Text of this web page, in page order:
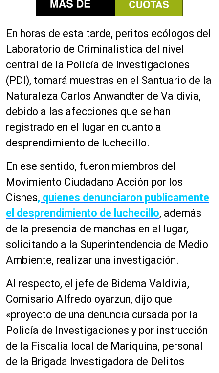
En horas de esta tarde, peritos ecólogos del
Laboratorio de Criminalistica del nivel
central de la Policía de Investigaciones
(PDI), tomará muestras en el Santuario de la
Naturaleza Carlos Anwandter de Valdivia,
debido a las afecciones que se han
registrado en el lugar en cuanto a
desprendimiento de luchecillo.
En ese sentido, fueron miembros del
Movimiento Ciudadano Acción por los
Cisnes, quienes denunciaron publicamente
el desprendimiento de luchecillo, además
de la presencia de manchas en el lugar,
solicitando a la Superintendencia de Medio
Ambiente, realizar una investigación.
Al respecto, el jefe de Bidema Valdivia,
Comisario Alfredo oyarzun, dijo que
«proyecto de una denuncia cursada por la
Policía de Investigaciones y por instrucción
de la Fiscalía local de Mariquina, personal
de la Brigada Investigadora de Delitos